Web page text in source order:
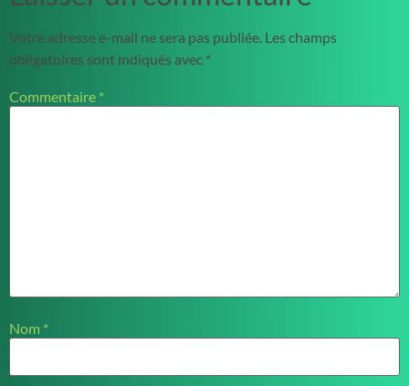
Votre adresse e-mail ne sera pas publiée. Les champs
obligatoires sont indiqués avec *
Commentaire *
Nom *